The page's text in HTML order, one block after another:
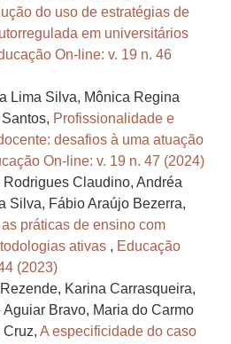
do uso de estratégias de
em universitários
On-line: v. 19 n. 46
Lima Silva, Mônica Regina
Profissionalidade e
desafios à uma atuação
On-line: v. 19 n. 47 (2024)
Claudino, Andréa
Silva, Fábio Araújo Bezerra,
práticas de ensino com
ativas , Educação
(2023)
Karina Carrasqueira,
Aguiar Bravo, Maria do Carmo
Cruz, A especificidade do caso